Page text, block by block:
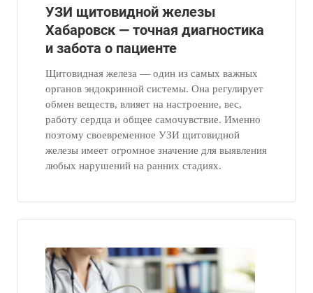
УЗИ щитовидной железы
Хабаровск — точная диагностика
и забота о пациенте
Щитовидная железа — один из самых важных
органов эндокринной системы. Она регулирует
обмен веществ, влияет на настроение, вес,
работу сердца и общее самочувствие. Именно
поэтому своевременное УЗИ щитовидной
железы имеет огромное значение для выявления
любых нарушений на ранних стадиях.